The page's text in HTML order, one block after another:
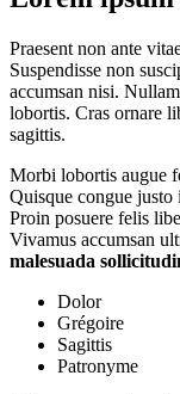
Praesent non ante
Suspendisse non
accumsan nisi.
lobortis. Cras ornare
sagittis.
Morbi lobortis augue
Quisque congue
Proin posuere felis
Vivamus accumsan
malesuada
Dolor
Grégoire
Sagittis
Patronyme